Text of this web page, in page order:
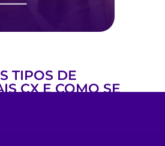
TIPOS DE
CX E COMO SE